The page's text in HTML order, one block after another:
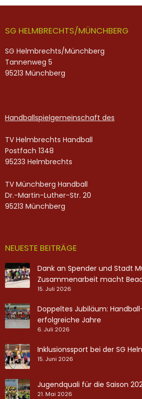
SG HELMBRECHTS/MÜNCHBERG
SG Helmbrechts/Münchberg
Tannenweg 5
95213 Münchberg
Handballspielgemeinschaft des
TV Helmbrechts Handball
Postfach 1348
95233 Helmbrechts
TV Münchberg Handball
Dr.-Martin-Luther-Str. 20
95213 Münchberg
NEUESTE BEITRÄGE
Dank an Spender und Stadt
Zusammenarbeit macht
15. Juli 2026
Doppeltes Jubiläum:
erfolgreiche Jahre
6. Juli 2026
Inklusionssport bei der SG
15. Juni 2026
Jugendquali für die Saison
21. Mai 2026